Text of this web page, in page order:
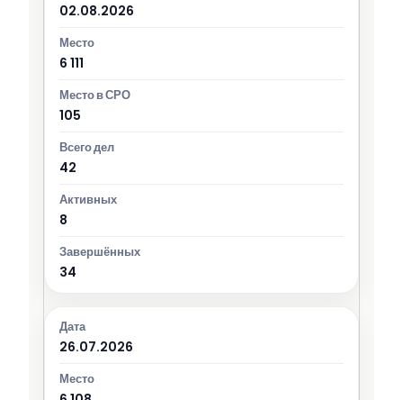
02.08.2026
6 111
105
42
8
34
26.07.2026